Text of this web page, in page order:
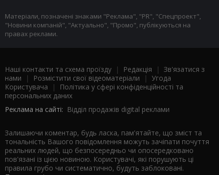
Матеріали, позначені знаками "Реклама", "PR", "Спецпроект",
"Новини компаній", "Актуально", "Промо", публікуються на
правах реклами.
Наші контакти та схема проїзду | Редакція | Зв'язатися з
нами | Розмістити свої відеоматеріали | Угода
Користувача |
Політика у сфері конфіденційності та
персональних даних
Реклама на сайті: Відділ продажів digital реклами
Залишаючи коментар, будь ласка, пам'ятайте, що зміст та
тональність Вашого повідомлення можуть зачіпати почуття
реальних людей, що безпосередньо чи опосередковано
пов'язані із цією новиною. Користувачі, які порушують ці
правила грубо чи систематично, будуть заблоковані.